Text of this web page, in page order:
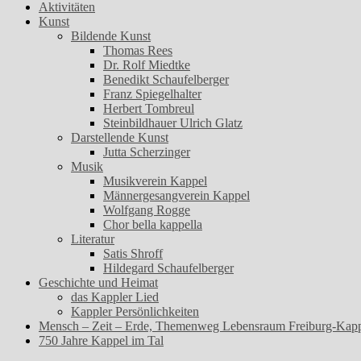
Aktivitäten
Kunst
Bildende Kunst
Thomas Rees
Dr. Rolf Miedtke
Benedikt Schaufelberger
Franz Spiegelhalter
Herbert Tombreul
Steinbildhauer Ulrich Glatz
Darstellende Kunst
Jutta Scherzinger
Musik
Musikverein Kappel
Männergesangverein Kappel
Wolfgang Rogge
Chor bella kappella
Literatur
Satis Shroff
Hildegard Schaufelberger
Geschichte und Heimat
das Kappler Lied
Kappler Persönlichkeiten
Mensch – Zeit – Erde, Themenweg Lebensraum Freiburg-
750 Jahre Kappel im Tal